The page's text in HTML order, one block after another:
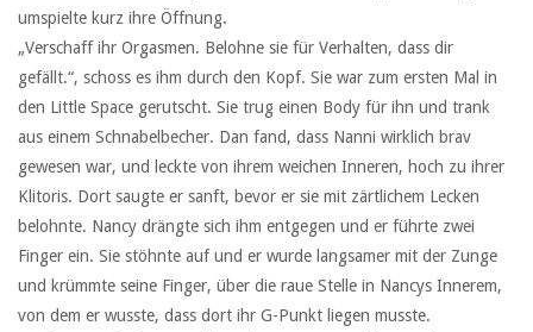
umspielte kurz ihre Öffnung.
„Verschaff ihr Orgasmen. Belohne sie für Verhalten, dass dir
gefällt.“, schoss es ihm durch den Kopf. Sie war zum ersten Mal in
den Little Space gerutscht. Sie trug einen Body für ihn und trank
aus einem Schnabelbecher. Dan fand, dass Nanni wirklich brav
gewesen war, und leckte von ihrem weichen Inneren, hoch zu ihrer
Klitoris. Dort saugte er sanft, bevor er sie mit zärtlichem Lecken
belohnte. Nancy drängte sich ihm entgegen und er führte zwei
Finger ein. Sie stöhnte auf und er wurde langsamer mit der Zunge
und krümmte seine Finger, über die raue Stelle in Nancys Innerem,
von dem er wusste, dass dort ihr G-Punkt liegen musste.